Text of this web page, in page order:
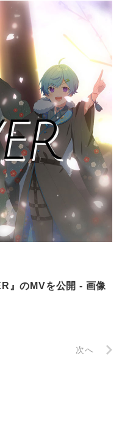
』のMVを公開 - 画像
次へ